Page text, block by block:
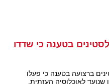
בטענה כי שדדו
ברצועה בטענה כי פעלו
לאוכלוסיה העזתית.